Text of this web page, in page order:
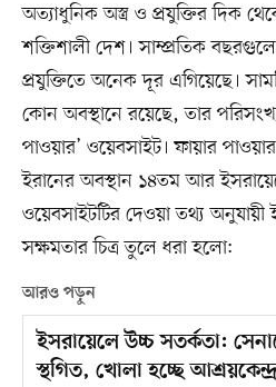
অত্যাধুনিক অস্ত্র ও প্রযুক্তির দিক
শক্তিশালী দেশ। সাম্প্রতিক
প্রযুক্তিতে অনেক দূর এগিয়েছে।
কোন অবস্থানে রয়েছে, তার
পাওয়ার’ ওয়েবসাইট। ফায়ার
ইরানের অবস্থান ১৪তম আর
ওয়েবসাইটটির দেওয়া তথ্য
সক্ষমতার চিত্র তুলে ধরা হলো:
আরও পড়ুন
ইসরায়েলে উচ্চ সতর্কতা:
স্থগিত, খোলা হচ্ছে